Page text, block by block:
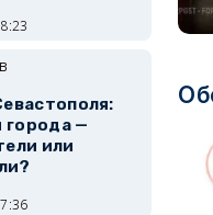
города —
или